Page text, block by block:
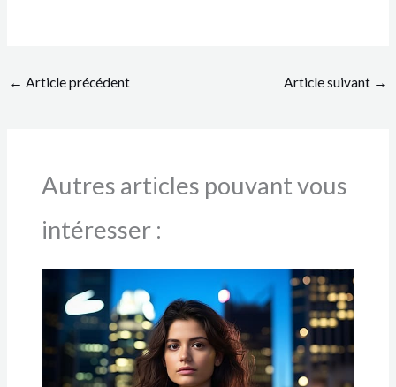
← Article précédent Article suivant →
Autres articles pouvant vous
intéresser :